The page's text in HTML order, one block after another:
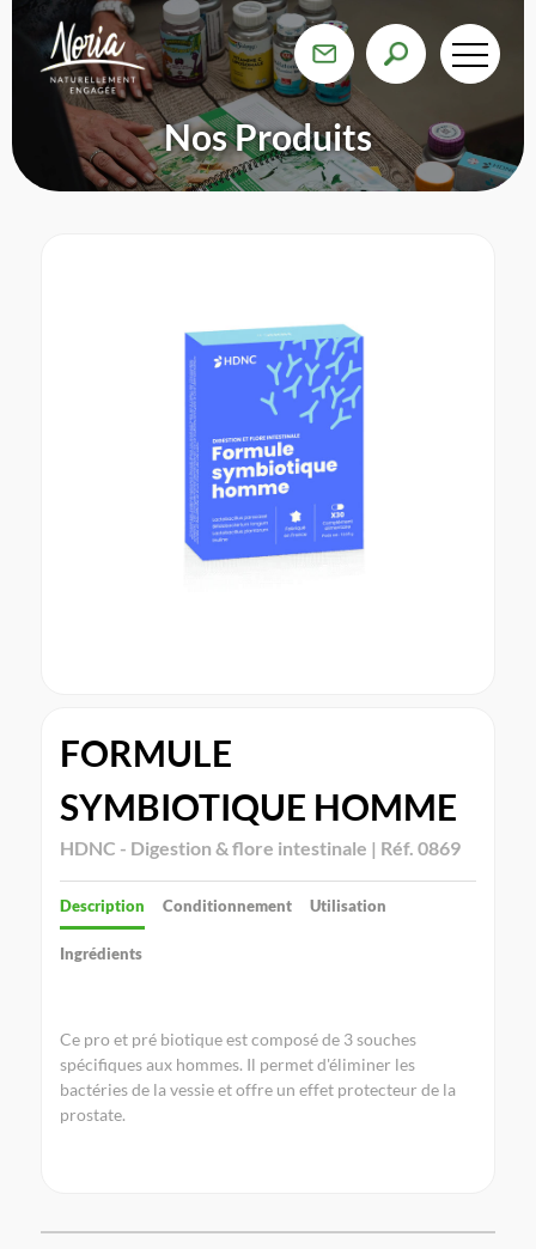
Nos Produits
FORMULE
SYMBIOTIQUE HOMME
HDNC - Digestion & flore intestinale | Réf. 0869
Description Conditionnement Utilisation
Ingrédients
Ce pro et pré biotique est composé de 3 souches
spécifiques aux hommes. Il permet d'éliminer les
bactéries de la vessie et offre un effet protecteur de la
prostate.